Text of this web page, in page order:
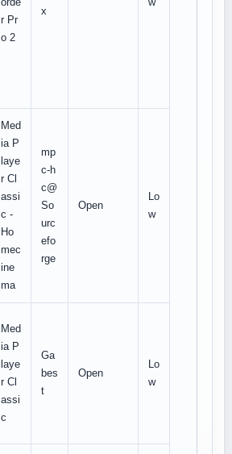
r Pr
o 2
x
Med
ia P
laye
r Cl
assi
c -
Ho
mec
ine
ma
mp
c-h
c@
So
urc
efo
rge
Open
Lo
w
Med
ia P
laye
r Cl
assi
c
Ga
bes
t
Open
Lo
w